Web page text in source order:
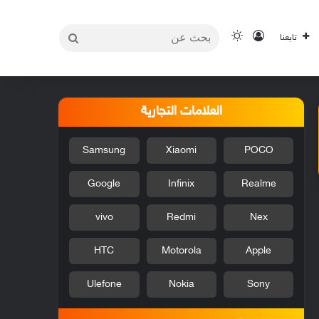
تابعنا تسجيل الدخول
الوضع المظلم
العلامات التجارية
POCO
Xiaomi
Samsung
Realme
Infinix
Google
Nex
Redmi
vivo
Apple
Motorola
HTC
Sony
Nokia
Ulefone